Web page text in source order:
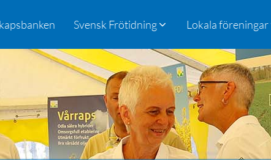
Svensk Frötidning Lokala föreningar